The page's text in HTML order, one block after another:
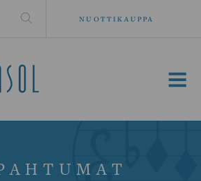
NUOTTIKAUPPA
MENU